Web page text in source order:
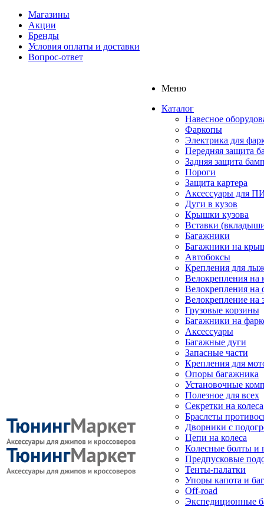
Магазины
Акции
Бренды
Условия оплаты и доставки
Вопрос-ответ
Меню
Каталог
Навесное
Фаркопы
Электрика для
Передняя защита
Задняя защита
Пороги
Защита картера
Аксессуары для
Дуги в кузов
Крышки кузова
Вставки
Багажники
Багажники на
Автобоксы
Крепления для
Велокрепления
Велокрепления на
Велокрепление на
Грузовые корзины
Багажники на
Аксессуары
Багажные дуги
Запасные части
Крепления для
Опоры багажника
Установочные
Полезное для всех
Секретки на колеса
Браслеты
Дворники с
Цепи на колеса
Колесные болты и
Предпусковые
Тенты-палатки
Упоры капота и
Off-road
Экспедиционные